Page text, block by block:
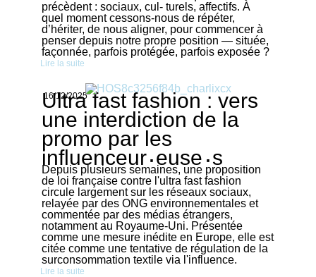
précèdent : sociaux, cul- turels, affectifs. À
quel moment cessons-nous de répéter,
d’hériter, de nous aligner, pour commencer à
penser depuis notre propre position — située,
façonnée, parfois protégée, parfois exposée ?
Lire la suite
16/12/2025
Ultra fast fashion : vers
une interdiction de la
promo par les
influenceur·euse·s
Depuis plusieurs semaines, une proposition
de loi française contre l'ultra fast fashion
circule largement sur les réseaux sociaux,
relayée par des ONG environnementales et
commentée par des médias étrangers,
notamment au Royaume-Uni. Présentée
comme une mesure inédite en Europe, elle est
citée comme une tentative de régulation de la
surconsommation textile via l'influence.
Lire la suite